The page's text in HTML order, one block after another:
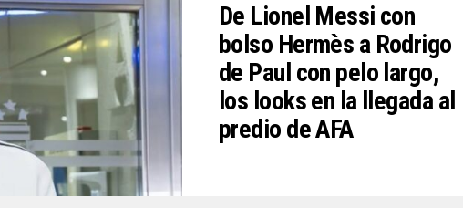
De Lionel Messi con
bolso Hermès a Rodrigo
de Paul con pelo largo,
los looks en la llegada al
predio de AFA